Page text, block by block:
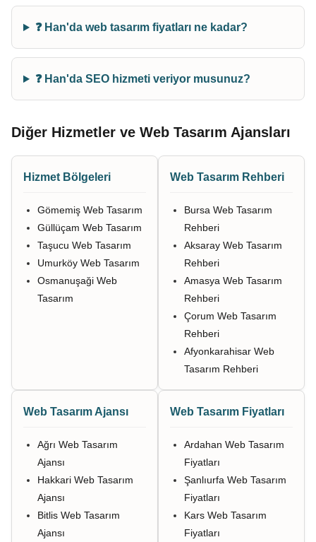
❓ Han'da web tasarım fiyatları ne kadar?
❓ Han'da SEO hizmeti veriyor musunuz?
Diğer Hizmetler ve Web Tasarım Ajansları
Hizmet Bölgeleri
Gömemiş Web Tasarım
Güllüçam Web Tasarım
Taşucu Web Tasarım
Umurköy Web Tasarım
Osmanuşaği Web
Tasarım
Web Tasarım Rehberi
Bursa Web Tasarım
Rehberi
Aksaray Web Tasarım
Rehberi
Amasya Web Tasarım
Rehberi
Çorum Web Tasarım
Rehberi
Afyonkarahisar Web
Tasarım Rehberi
Web Tasarım Ajansı
Ağrı Web Tasarım
Ajansı
Hakkari Web Tasarım
Ajansı
Bitlis Web Tasarım
Ajansı
Web Tasarım Fiyatları
Ardahan Web Tasarım
Fiyatları
Şanlıurfa Web Tasarım
Fiyatları
Kars Web Tasarım
Fiyatları